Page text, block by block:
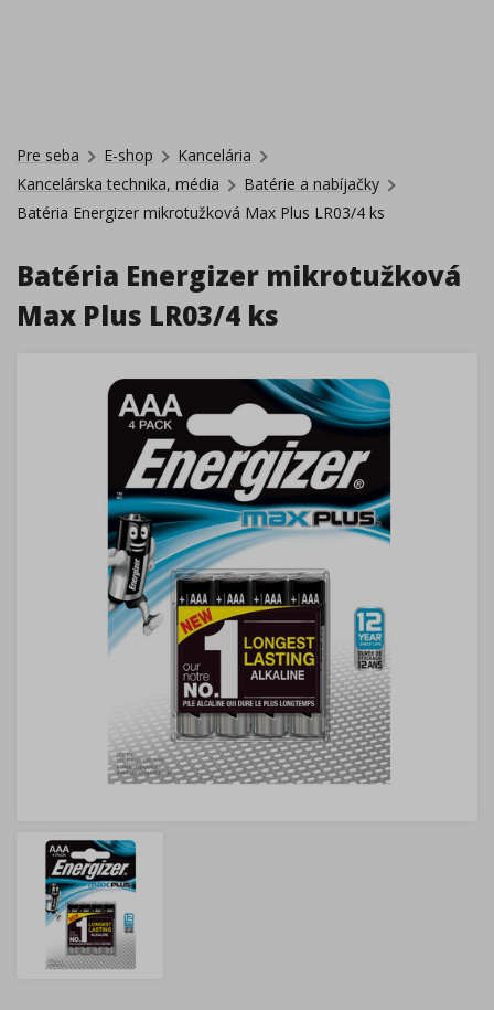
Pre seba E-shop
Kancelária
Kancelárska technika, média
Batérie a nabíjačky
Batéria Energizer mikrotužková Max Plus LR03/4 ks
Batéria Energizer mikrotužková
Max Plus LR03/4 ks